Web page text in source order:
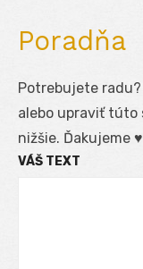
Poradňa
Potrebujete
alebo upraviť túto
nižšie. Ďakujeme ♥
VÁŠ TEXT